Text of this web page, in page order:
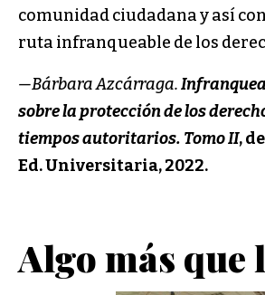
comunidad ciudadana y así
ruta infranqueable de los
—Bárbara Azcárraga.
sobre la protección de los
tiempos autoritarios. Tomo II,
Ed. Universitaria, 2022.
Algo más que